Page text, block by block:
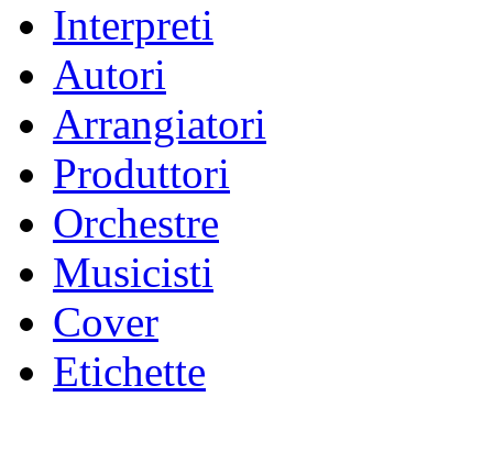
Interpreti
Autori
Arrangiatori
Produttori
Orchestre
Musicisti
Cover
Etichette